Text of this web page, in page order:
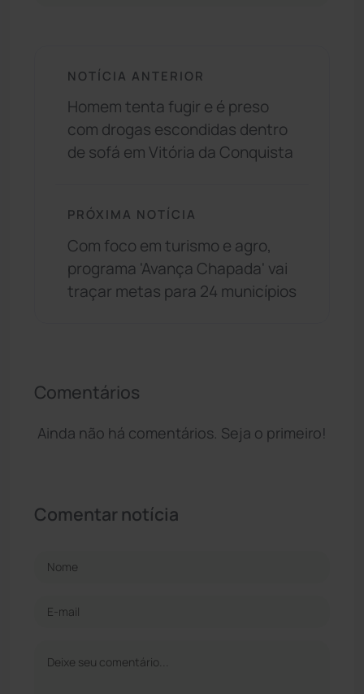
NOTÍCIA ANTERIOR
Homem tenta fugir e é preso
com drogas escondidas dentro
de sofá em Vitória da Conquista
PRÓXIMA NOTÍCIA
Com foco em turismo e agro,
programa 'Avança Chapada' vai
traçar metas para 24 municípios
Comentários
Ainda não há comentários. Seja o primeiro!
Comentar notícia